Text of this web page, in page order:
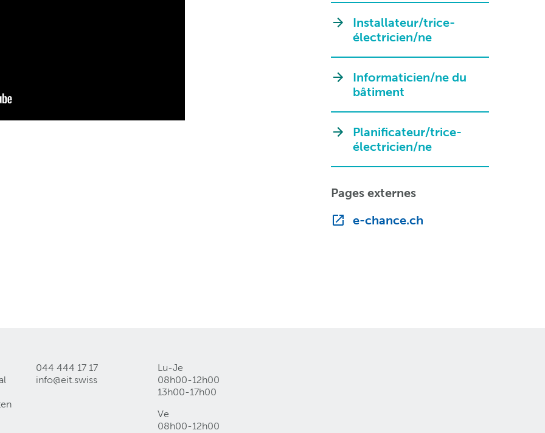
Installateur/trice-
électricien/ne
Informaticien/ne du
bâtiment
Planificateur/trice-
électricien/ne
Pages externes
e-chance.ch
044 444 17 17
info@eit swiss
Lu-Je
08h00-12h00
13h00-17h00
Ve
08h00-12h00